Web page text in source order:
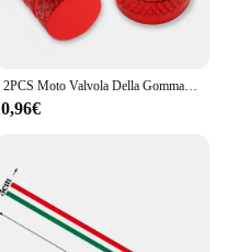
2PCS Moto Valvola Della Gomma Della Gomma Tappi Stelo CNC Coperture Ermetiche Per Piaggio Vespa GTS GTV LX 60 125 250 300 Primavera Sprint
0,96€